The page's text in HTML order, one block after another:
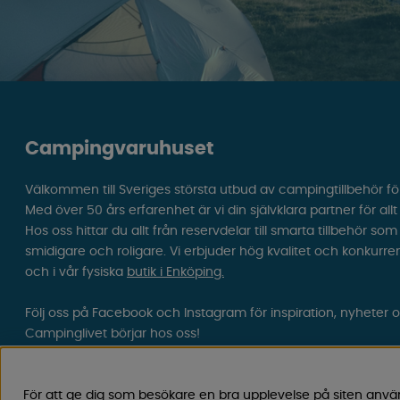
Campingvaruhuset
Välkommen till Sveriges största utbud av campingtillbehör
Med över 50 års erfarenhet är vi din självklara partner för
Hos oss hittar du allt från reservdelar till smarta tillbehör
smidigare och roligare. Vi erbjuder hög kvalitet och
och i vår fysiska butik i Enköping.
Följ oss på Facebook och Instagram för inspiration, nyheter
Campinglivet börjar hos oss!
För att ge dig som besökare en bra upplevelse på siten